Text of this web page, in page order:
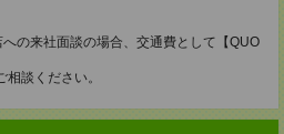
の来社面談の場合、交通費として【QUO
談ください。